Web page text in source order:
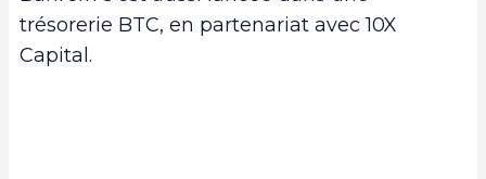
trésorerie BTC, en partenariat avec 10X
Capital.